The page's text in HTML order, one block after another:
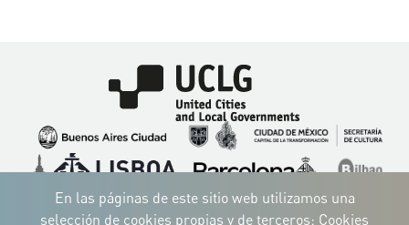
Imagen
Imagen
ImagenImagen Imagen
Imagen
ImagenImagenImagen
En las páginas de este sitio web utilizamos una
selección de cookies propias y de terceros: Cookies